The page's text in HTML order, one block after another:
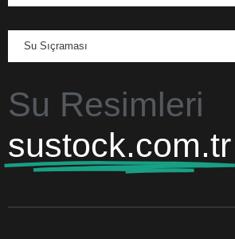
Su Sıçraması
Su Resimleri
sustock.com.tr